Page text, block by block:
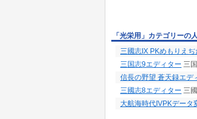
「光栄用」カテゴリーの
三國志IX PKめもりえぢ
三国志9エディター 三
信長の野望 蒼天録エデ
三國志8エディター 三
大航海時代IVPKデータ